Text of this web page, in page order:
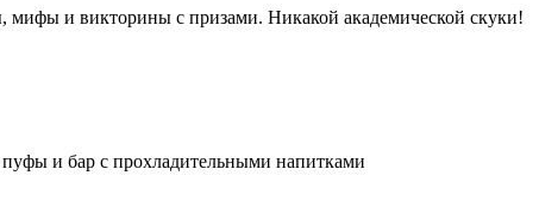
мифы и викторины с призами. Никакой академической скуки!
и бар с прохладительными напитками